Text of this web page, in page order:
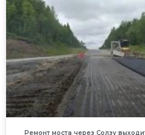
Ремонт моста через Солзу